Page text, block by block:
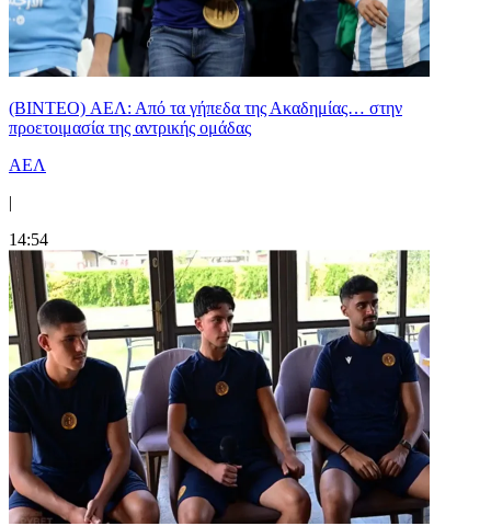
(BINTEO) ΑΕΛ: Από τα γήπεδα της Ακαδημίας… στην
προετοιμασία της αντρικής ομάδας
ΑΕΛ
|
14:54